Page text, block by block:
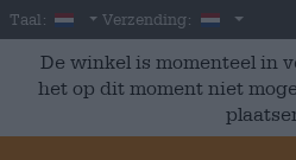
Skip to main content
Taal: Dutch
Verzending: Nederland
De winkel is momenteel in
het op dit moment niet